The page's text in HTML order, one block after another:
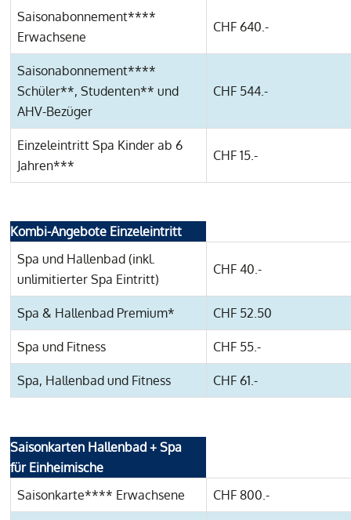
Saisonabonnement****
Erwachsene
CHF 640.-
Saisonabonnement****
Schüler**, Studenten** und
AHV-Bezüger
CHF 544.-
Einzeleintritt Spa Kinder ab 6
Jahren***
CHF 15.-
Kombi-Angebote Einzeleintritt
Spa und Hallenbad (inkl.
unlimitierter Spa Eintritt)
CHF 40.-
Spa & Hallenbad Premium* CHF 52.50
Spa und Fitness CHF 55.-
Spa, Hallenbad und Fitness CHF 61.-
Saisonkarten Hallenbad + Spa
für Einheimische
Saisonkarte**** Erwachsene
CHF 800.-